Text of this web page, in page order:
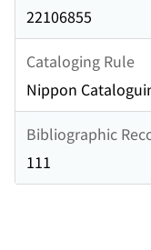
22106855
Cataloging Rule
Nippon
Bibliographic
111